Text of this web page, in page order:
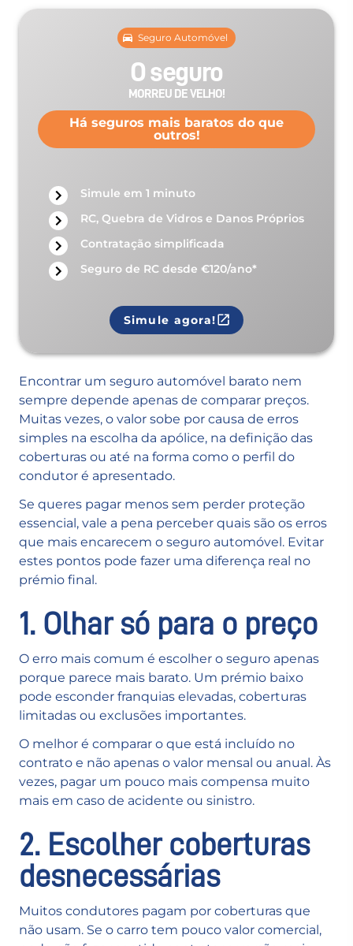
Seguro Automóvel
O seguro
MORREU DE VELHO!
Há seguros mais baratos do que
outros!
Simule em 1 minuto
RC, Quebra de Vidros e Danos Próprios
Contratação simplificada
Seguro de RC desde €120/ano*
Simule agora!
Encontrar um seguro automóvel barato nem
sempre depende apenas de comparar preços.
Muitas vezes, o valor sobe por causa de erros
simples na escolha da apólice, na definição das
coberturas ou até na forma como o perfil do
condutor é apresentado.
Se queres pagar menos sem perder proteção
essencial, vale a pena perceber quais são os erros
que mais encarecem o seguro automóvel. Evitar
estes pontos pode fazer uma diferença real no
prémio final.
1. Olhar só para o preço
O erro mais comum é escolher o seguro apenas
porque parece mais barato. Um prémio baixo
pode esconder franquias elevadas, coberturas
limitadas ou exclusões importantes.
O melhor é comparar o que está incluído no
contrato e não apenas o valor mensal ou anual. Às
vezes, pagar um pouco mais compensa muito
mais em caso de acidente ou sinistro.
2. Escolher coberturas
desnecessárias
Muitos condutores pagam por coberturas que
não usam. Se o carro tem pouco valor comercial,